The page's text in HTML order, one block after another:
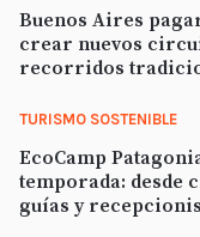
Buenos Aires
crear nuevos
recorridos
TURISMO SOSTENIBLE
EcoCamp
temporada: desde
guías y